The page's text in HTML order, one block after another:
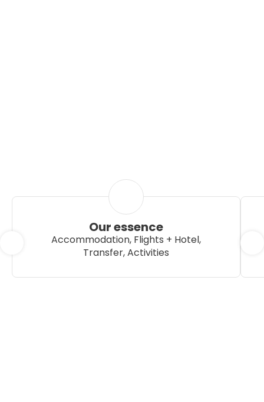
Our essence
Accommodation, Flights + Hotel,
Transfer, Activities